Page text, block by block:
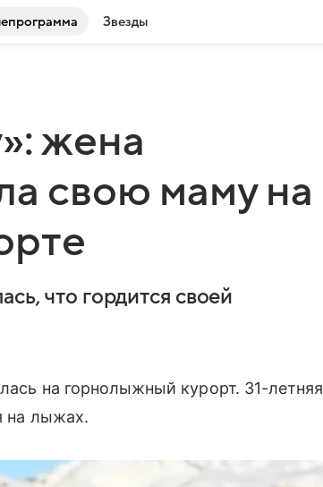
Звезды
жена
свою маму на
что гордится своей
на горнолыжный курорт. 31-летняя
на лыжах.